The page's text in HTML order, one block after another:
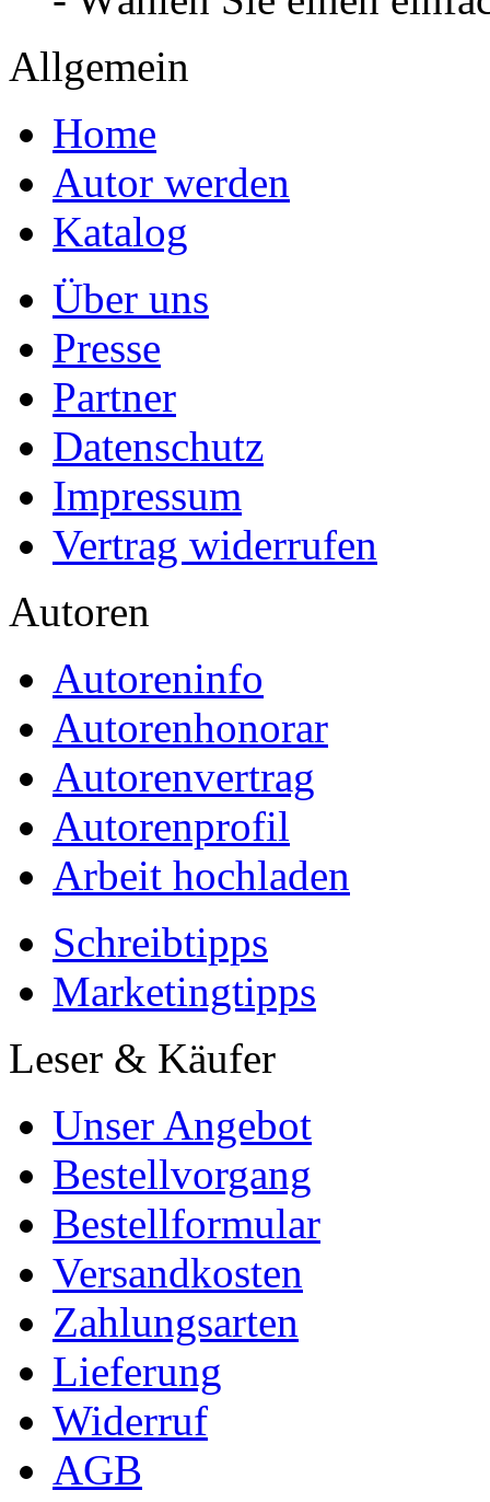
Allgemein
Home
Autor werden
Katalog
Über uns
Presse
Partner
Datenschutz
Impressum
Vertrag widerrufen
Autoren
Autoreninfo
Autorenhonorar
Autorenvertrag
Autorenprofil
Arbeit hochladen
Schreibtipps
Marketingtipps
Leser & Käufer
Unser Angebot
Bestellvorgang
Bestellformular
Versandkosten
Zahlungsarten
Lieferung
Widerruf
AGB